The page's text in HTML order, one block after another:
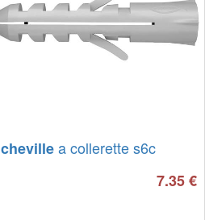
chevillea collerette s6c
7.35 €